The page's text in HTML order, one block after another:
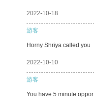
2022-10-18
游客
Horny Shriya called you
2022-10-10
游客
You have 5 minute oppor